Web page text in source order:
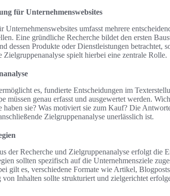
für Unternehmenswebsites
Unternehmenswebsites umfasst mehrere
Eine gründliche Recherche bildet den ersten
dessen Produkte oder Dienstleistungen betrachtet,
spielt hierbei eine zentrale Rolle.
es, fundierte Entscheidungen im
müssen genau erfasst und ausgewertet werden.
sie? Was motiviert sie zum Kauf? Die
Zielgruppenanalyse unerlässlich ist.
der Recherche und Zielgruppenanalyse erfolgt die
sollten spezifisch auf die Unternehmensziele
gilt es, verschiedene Formate wie Artikel,
Inhalten sollte strukturiert und zielgerichtet